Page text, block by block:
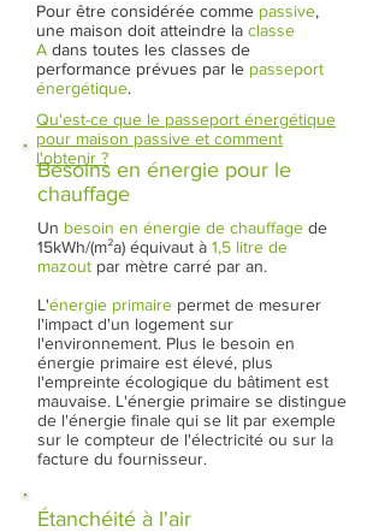
Pour être considérée comme passive,
une maison doit atteindre la classe
A dans toutes les classes de
performance prévues par le passeport
énergétique.
Qu'est-ce que le passeport énergétique
pour maison passive et comment
l'obtenir ?
Besoins en énergie pour le
chauffage
Un besoin en énergie de chauffage de
15kWh/(m²a) équivaut à 1,5 litre de
mazout par mètre carré par an.
L'énergie primaire permet de mesurer
l'impact d'un logement sur
l'environnement. Plus le besoin en
énergie primaire est élevé, plus
l'empreinte écologique du bâtiment est
mauvaise. L'énergie primaire se distingue
de l'énergie finale qui se lit par exemple
sur le compteur de l'électricité ou sur la
facture du fournisseur.
Étanchéité à l'air